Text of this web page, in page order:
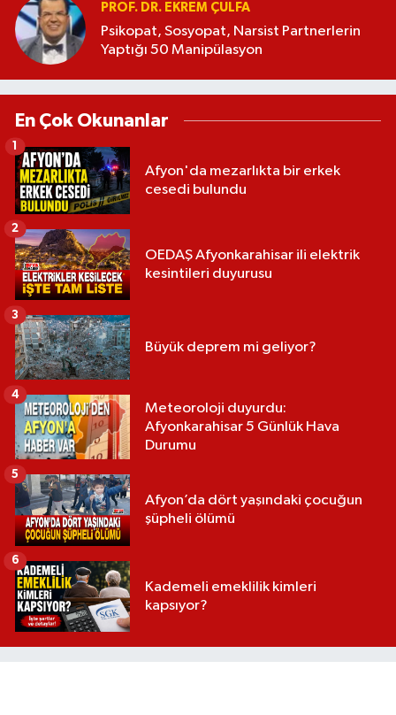
PROF. DR. EKREM ÇULFA
Psikopat, Sosyopat, Narsist Partnerlerin
Yaptığı 50 Manipülasyon
En Çok Okunanlar
Afyon'da mezarlıkta bir erkek
cesedi bulundu
1
OEDAŞ Afyonkarahisar ili elektrik
kesintileri duyurusu
2
Büyük deprem mi geliyor?
3
Meteoroloji duyurdu:
Afyonkarahisar 5 Günlük Hava
Durumu
4
Afyon’da dört yaşındaki çocuğun
şüpheli ölümü
5
Kademeli emeklilik kimleri
kapsıyor?
6